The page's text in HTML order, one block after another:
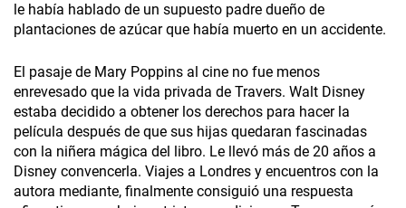
le había hablado de un supuesto padre dueño de
plantaciones de azúcar que había muerto en un accidente.
El pasaje de Mary Poppins al cine no fue menos
enrevesado que la vida privada de Travers. Walt Disney
estaba decidido a obtener los derechos para hacer la
película después de que sus hijas quedaran fascinadas
con la niñera mágica del libro. Le llevó más de 20 años a
Disney convencerla. Viajes a Londres y encuentros con la
autora mediante, finalmente consiguió una respuesta